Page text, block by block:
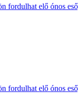
fordulhat elő ónos
fordulhat elő ónos